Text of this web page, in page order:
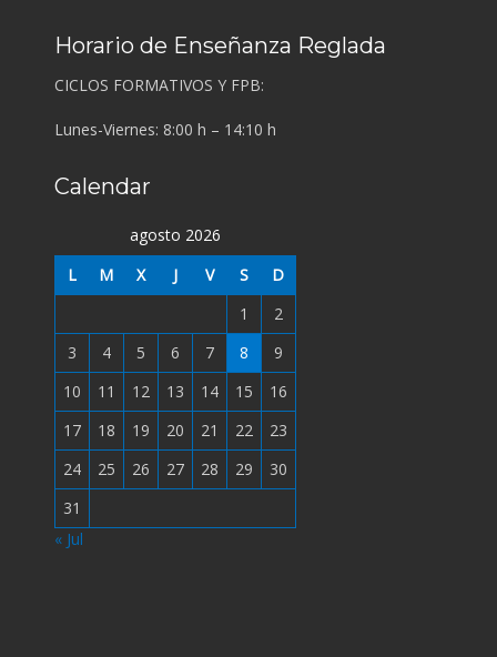
Horario de Enseñanza Reglada
CICLOS FORMATIVOS Y FPB:
Lunes-Viernes: 8:00 h – 14:10 h
Calendar
agosto 2026
L
M X J V S
D
1
2
3
4 5 6 7 8
9
10
11 12 13 14 15
16
17
18 19 20 21 22
23
24
25 26 27 28 29
30
31
« Jul